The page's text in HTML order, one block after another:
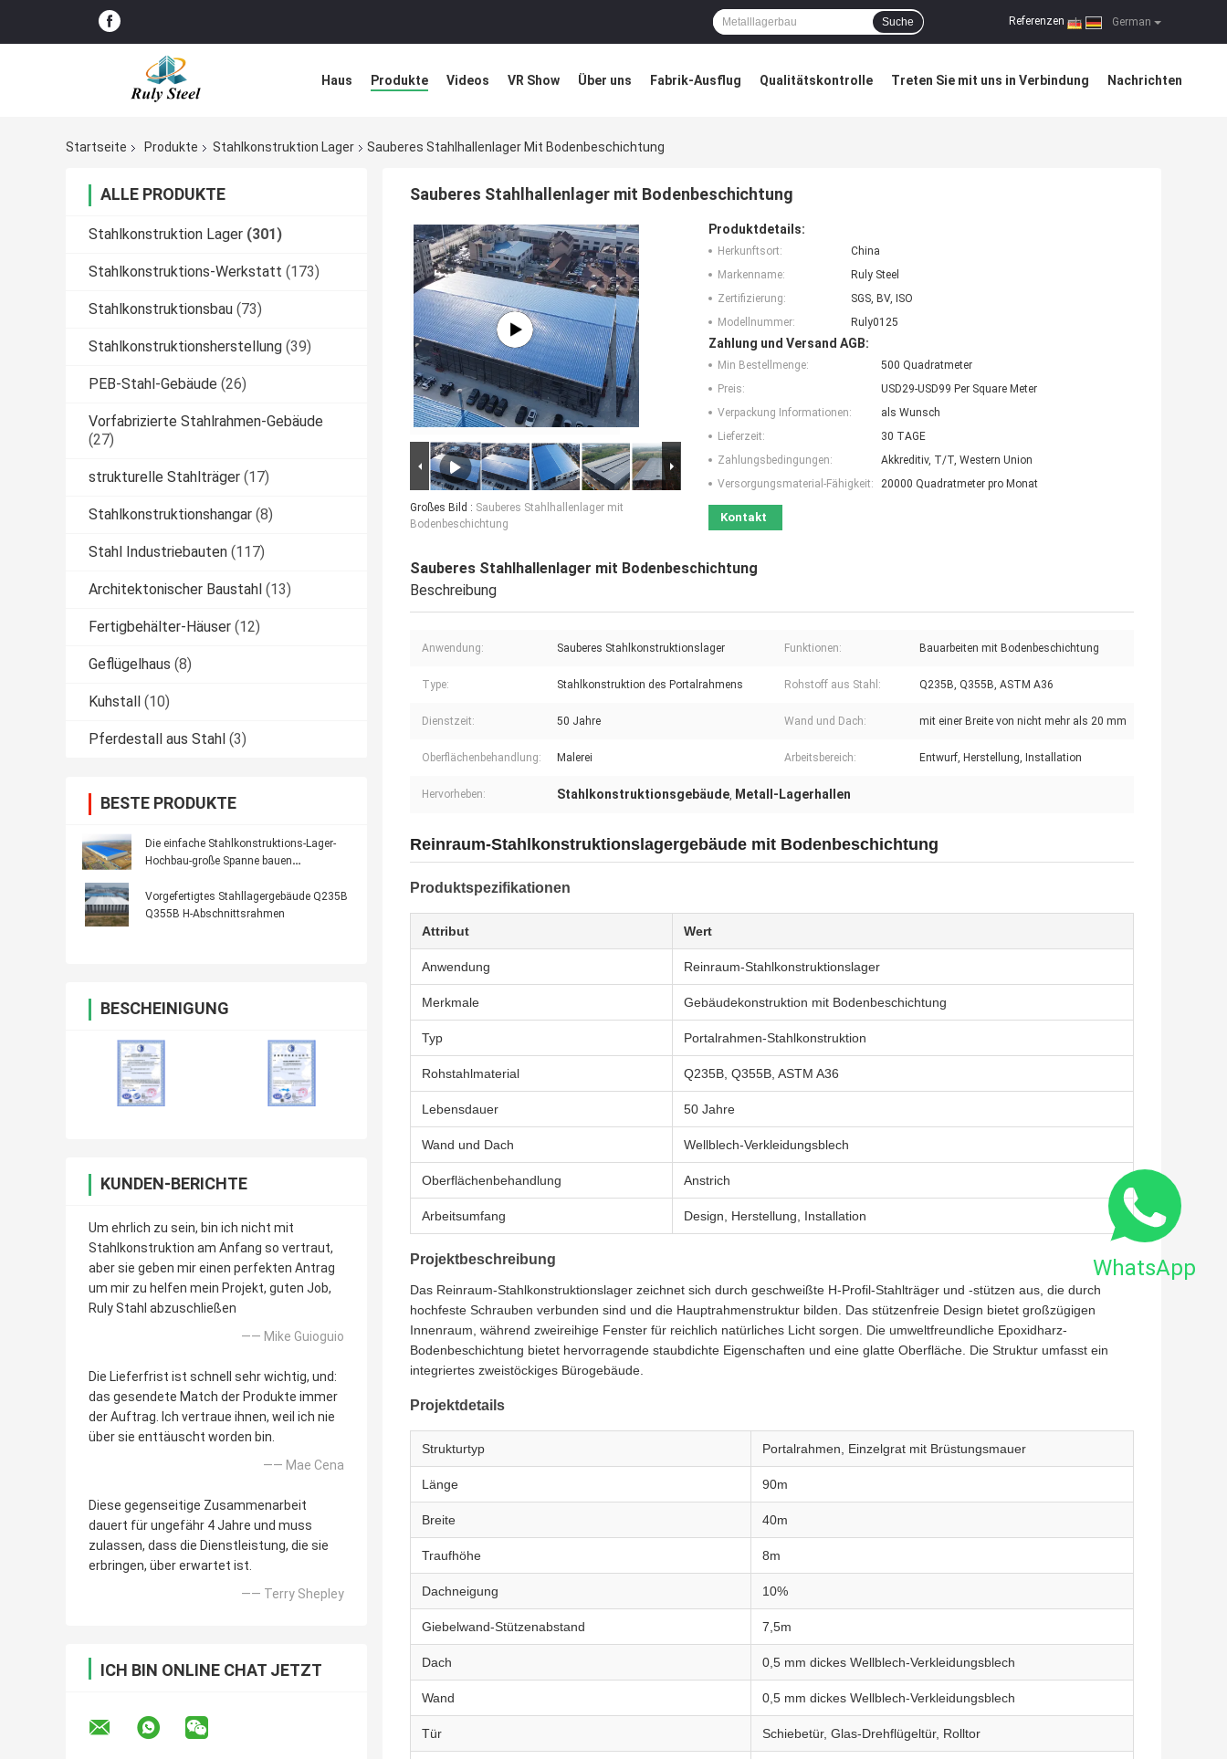
German
Referenzen |
Suche
Haus Produkte Videos VR Show Über uns Fabrik-Ausflug Qualitätskontrolle Treten Sie mit uns in Verbindung Nachrichten
Startseite
Produkte Stahlkonstruktion Lager Sauberes Stahlhallenlager Mit Bodenbeschichtung
ALLE PRODUKTE
Stahlkonstruktion Lager (301)
Stahlkonstruktions-Werkstatt (173)
Stahlkonstruktionsbau (73)
Stahlkonstruktionsherstellung (39)
PEB-Stahl-Gebäude (26)
Vorfabrizierte Stahlrahmen-Gebäude
(27)
strukturelle Stahlträger (17)
Stahlkonstruktionshangar (8)
Stahl Industriebauten (117)
Architektonischer Baustahl (13)
Fertigbehälter-Häuser (12)
Geflügelhaus (8)
Kuhstall (10)
Pferdestall aus Stahl (3)
BESTE PRODUKTE
Die einfache Stahlkonstruktions-Lager-
Hochbau-große Spanne bauen
Vorgefertigtes Stahllagergebäude Q235B
Q355B H-Abschnittsrahmen
BESCHEINIGUNG
KUNDEN-BERICHTE
Um ehrlich zu sein, bin ich nicht mit
Stahlkonstruktion am Anfang so vertraut,
aber sie geben mir einen perfekten Antrag
um mir zu helfen mein Projekt, guten Job,
Ruly Stahl abzuschließen
—— Mike Guioguio
Die Lieferfrist ist schnell sehr wichtig, und:
das gesendete Match der Produkte immer
der Auftrag. Ich vertraue ihnen, weil ich nie
über sie enttäuscht worden bin.
—— Mae Cena
Diese gegenseitige Zusammenarbeit
dauert für ungefähr 4 Jahre und muss
zulassen, dass die Dienstleistung, die sie
erbringen, über erwartet ist.
—— Terry Shepley
ICH BIN ONLINE CHAT JETZT
Sauberes Stahlhallenlager mit Bodenbeschichtung
Großes Bild : Sauberes Stahlhallenlager mit
Bodenbeschichtung
Produktdetails:
Herkunftsort:
China
Markenname:
Ruly Steel
Zertifizierung:
SGS, BV, ISO
Modellnummer:
Ruly0125
Zahlung und Versand AGB:
Min Bestellmenge:
500 Quadratmeter
Preis:
USD29-USD99 Per Square Meter
Verpackung Informationen:
als Wunsch
Lieferzeit:
30 TAGE
Zahlungsbedingungen:
Akkreditiv, T/T, Western Union
Versorgungsmaterial-Fähigkeit:
20000 Quadratmeter pro Monat
Kontakt
Sauberes Stahlhallenlager mit Bodenbeschichtung
Beschreibung
Anwendung: Sauberes Stahlkonstruktionslager Funktionen: Bauarbeiten mit Bodenbeschichtung
Type: Stahlkonstruktion des Portalrahmens Rohstoff aus Stahl: Q235B, Q355B, ASTM A36
Dienstzeit: 50 Jahre Wand und Dach: mit einer Breite von nicht mehr als 20 mm
Oberflächenbehandlung: Malerei Arbeitsbereich: Entwurf, Herstellung, Installation
Hervorheben: Stahlkonstruktionsgebäude, Metall-Lagerhallen
Reinraum-Stahlkonstruktionslagergebäude mit Bodenbeschichtung
Produktspezifikationen
Attribut Wert
Anwendung Reinraum-Stahlkonstruktionslager
Merkmale Gebäudekonstruktion mit Bodenbeschichtung
Typ Portalrahmen-Stahlkonstruktion
Rohstahlmaterial Q235B, Q355B, ASTM A36
Lebensdauer 50 Jahre
Wand und Dach Wellblech-Verkleidungsblech
Oberflächenbehandlung Anstrich
Arbeitsumfang Design, Herstellung, Installation
Projektbeschreibung
Das Reinraum-Stahlkonstruktionslager zeichnet sich durch geschweißte H-Profil-Stahlträger und -stützen aus, die durch
hochfeste Schrauben verbunden sind und die Hauptrahmenstruktur bilden. Das stützenfreie Design bietet großzügigen
Innenraum, während zweireihige Fenster für reichlich natürliches Licht sorgen. Die umweltfreundliche Epoxidharz-
Bodenbeschichtung bietet hervorragende staubdichte Eigenschaften und eine glatte Oberfläche. Die Struktur umfasst ein
integriertes zweistöckiges Bürogebäude.
Projektdetails
Strukturtyp Portalrahmen, Einzelgrat mit Brüstungsmauer
Länge 90m
Breite 40m
Traufhöhe 8m
Dachneigung 10%
Giebelwand-Stützenabstand 7,5m
Dach 0,5 mm dickes Wellblech-Verkleidungsblech
Wand 0,5 mm dickes Wellblech-Verkleidungsblech
Tür Schiebetür, Glas-Drehflügeltür, Rolltor
WhatsApp